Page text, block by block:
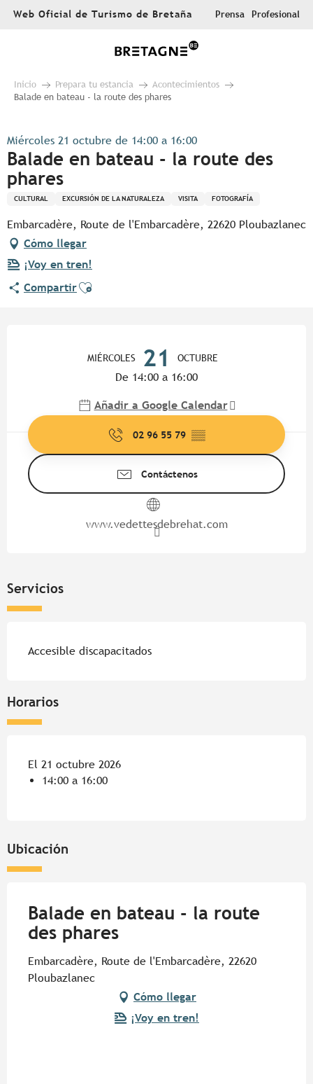
AllerWeb Oficial de Turismo de Bretaña Prensa Profesional
Inicio Prepara tu estancia
Acontecimientos
Balade en bateau - la route des phares
Miércoles 21 octubre de 14:00 a 16:00
Balade en bateau - la route des
phares
CULTURAL EXCURSIÓN DE LA NATURALEZA VISITA FOTOGRAFÍA
Embarcadère, Route de l'Embarcadère, 22620 Ploubazlanec
Cómo llegar
¡Voy en tren!
CompartirAjouter aux favoris
MIÉRCOLES 21 OCTUBRE
De 14:00 a 16:00
Añadir a Google Calendar
02 96 55 79 ▒▒
Contáctenos
www.vedettesdebrehat.com
Servicios
Accesible discapacitados
Horarios
El 21 octubre 2026
14:00 a 16:00
Ubicación
Balade en bateau - la route
des phares
Embarcadère, Route de l'Embarcadère, 22620
Ploubazlanec
Cómo llegar
¡Voy en tren!